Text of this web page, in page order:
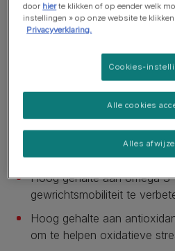
PRO PLAN® Hond Droge voeding
PRO PLAN® Canine JM
Schrijf een beoordeling
Beschikbare formaten:​ 3kg
Ondersteuning van de
honden met een
Hoog gehalte aan omega
gewrichtsmobiliteit te
Hoog gehalte aan
om te helpen oxidatieve
door hierte klikken of op eender welk
instellingen » op onze website te
Privacyverklaring.
Cookies-
Alles
Alle cookies